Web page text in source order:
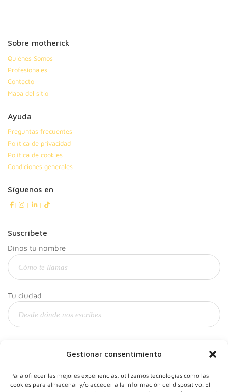
Gestionar consentimiento
Para ofrecer las mejores experiencias, utilizamos tecnologías como las
cookies para almacenar y/o acceder a la información del dispositivo. El
Sobre motherick
Quiénes Somos
Profesionales
Contacto
Mapa del sitio
Ayuda
Preguntas frecuentes
Política de privacidad
Política de cookies
Condiciones generales
Síguenos en
| | |
Suscríbete
Dinos tu nombre
Tu ciudad